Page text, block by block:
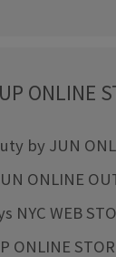
ONLINE
by JUN
ONLINE
NYC WEB
ONLINE